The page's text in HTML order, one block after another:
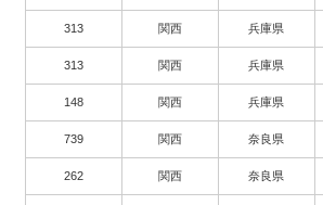
313 関西 兵庫県
313 関西 兵庫県
148 関西 兵庫県
739 関西 奈良県
262 関西 奈良県